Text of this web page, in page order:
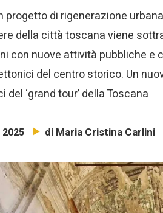
progetto di rigenerazione
della città toscana viene
con nuove attività pubbliche e
del centro storico. Un
del ‘grand tour’ della Toscana
2025 di Maria Cristina Carlini